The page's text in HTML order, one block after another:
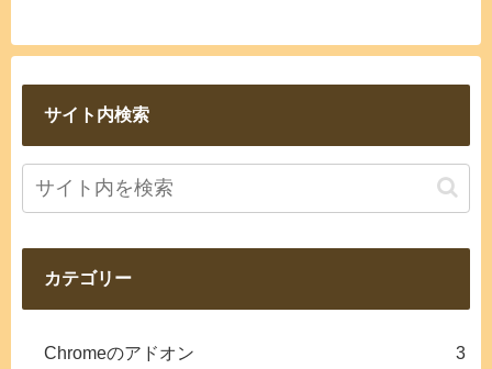
サイト内検索
カテゴリー
Chromeのアドオン 3